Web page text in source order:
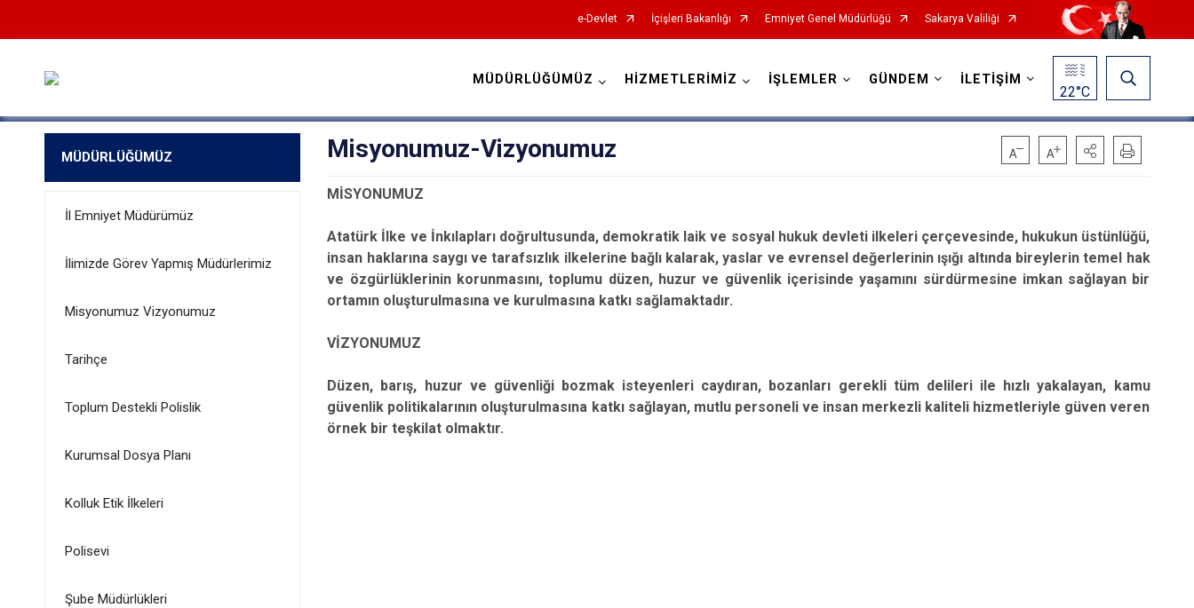
e-Devlet İçişleri Bakanlığı Emniyet Genel Müdürlüğü Sakarya Valiliği
MÜDÜRLÜĞÜMÜZ HİZMETLERİMİZ İŞLEMLER GÜNDEM İLETİŞİM
22°C
MÜDÜRLÜĞÜMÜZ
İl Emniyet Müdürümüz
İlimizde Görev Yapmış Müdürlerimiz
Misyonumuz Vizyonumuz
Tarihçe
Toplum Destekli Polislik
Kurumsal Dosya Planı
Kolluk Etik İlkeleri
Polisevi
Şube Müdürlükleri
Misyonumuz-Vizyonumuz
MİSYONUMUZ
Atatürk İlke ve İnkılapları doğrultusunda, demokratik laik ve sosyal hukuk devleti ilkeleri çerçevesinde, hukukun üstünlüğü,
insan haklarına saygı ve tarafsız​​lık ilkelerine bağlı kalarak, yaslar ve evrensel değerlerinin ışığı altında bireylerin temel hak
ve özgürlüklerinin korunmasını, toplumu düzen, huzur ve güvenlik içerisinde yaşamını sürdürmesine imkan sağlayan bir
ortamın oluşturulmasına ve kurulmasına katkı sağlamaktadır.​
VİZYONUMUZ
Düzen, barış, huzur ve güvenliği bozmak isteyenleri caydıran, bozanları gerekli tüm delileri ile hızlı yakalayan, kamu
güvenlik politikalarının oluşturulmasına katkı sağlayan, mutlu personeli ve insan merkezli kaliteli hizmetleriyle güven veren
örnek bir teşkilat olmaktır.